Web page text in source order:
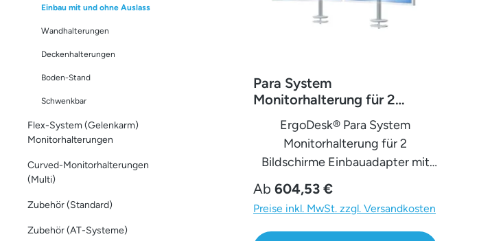
Einbau mit und ohne Auslass
Wandhalterungen
Deckenhalterungen
Boden-Stand
Schwenkbar
Flex-System (Gelenkarm)
Monitorhalterungen
Curved-Monitorhalterungen
(Multi)
Zubehör (Standard)
Zubehör (AT-Systeme)
Para System
Monitorhalterung für 2
Monitore Einbauadapter mit
Kabelauslass (MA) 2er -
20''-24''
ErgoDesk® Para System
Monitorhalterung für 2
Bildschirme Einbauadapter mit
Kabelauslass (MA) 2er -
20''-24''Verwandle Deinen
Arbeitsplatz mit der innovativen
Para-Monitor-Tischhalterung
Regulärer Preis:
Ab 604,53 €
Preise inkl. MwSt. zzgl. Versandkosten